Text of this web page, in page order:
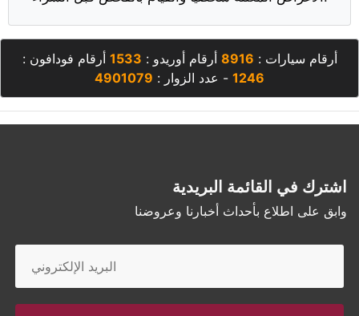
أرقام سيارات : 8916 أرقام أوريدو : 1533 أرقام فودافون :
1246 - عدد الزوار : 4901079
اشترك في القائمة البريدية
وابق على اطلاع بأحداث أخبارنا وعروضنا